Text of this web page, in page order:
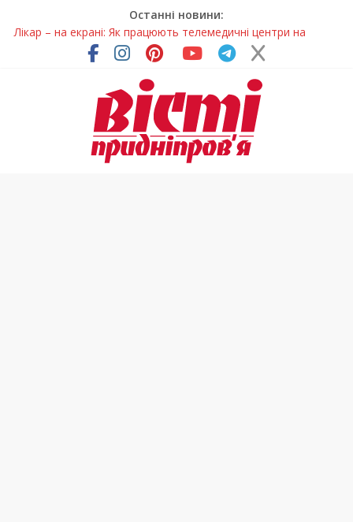
Останні новини:
Лікар – на екрані: Як працюють телемедичні центри на
Дніпропетровщині
У Дніпрі триває масштабна підготовка до опалювального
Пошуки тривають: на Дніпропетровщині досліджують місце
розташування легендарного монастиря (Фото)
Ветерани Дніпропетровщини отримують шанс на власне